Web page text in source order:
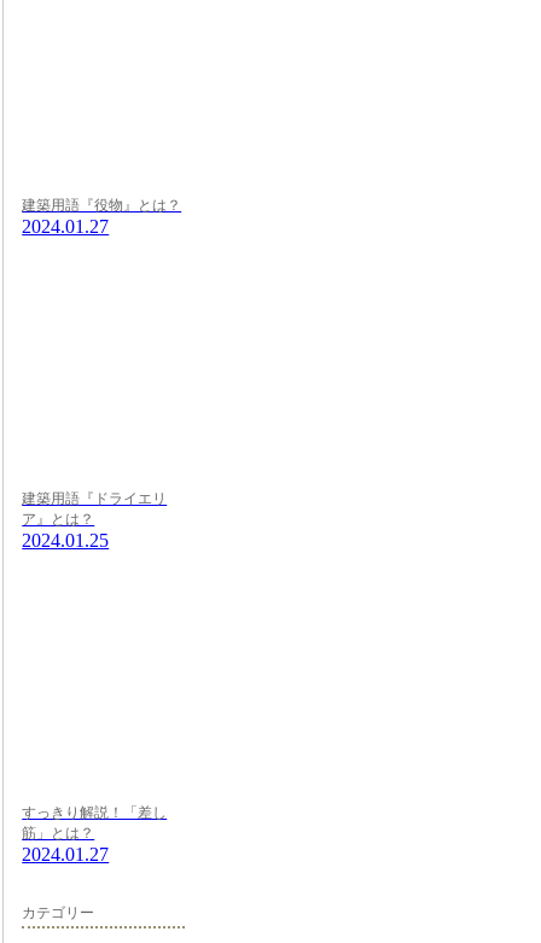
建築用語『役物』とは？
2024.01.27
建築用語『ドライエリ
ア』とは？
2024.01.25
すっきり解説！「差し
筋」とは？
2024.01.27
カテゴリー